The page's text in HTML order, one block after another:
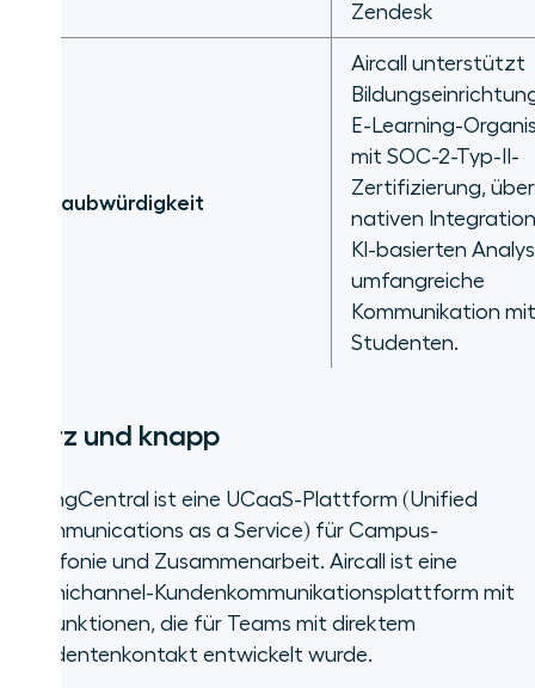
Zendesk
Glaubwürdigkeit
Aircall unterstützt
E-Learning-
mit SOC-2-Typ-II-
Zertifizierung,
nativen
KI-basierten
umfangreiche
Kommunikation mit
Studenten.
Kurz und knapp
RingCentral ist eine UCaaS-Plattform (Unified
Communications as a Service) für Campus-
Telefonie und Zusammenarbeit. Aircall ist eine
Omnichannel-Kundenkommunikationsplattform mit
KI-Funktionen, die für Teams mit direktem
Studentenkontakt entwickelt wurde.